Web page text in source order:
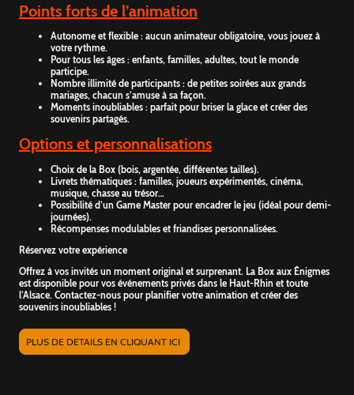
Points forts de l’animation
Autonome et flexible : aucun animateur obligatoire, vous jouez à
votre rythme.
Pour tous les âges : enfants, familles, adultes, tout le monde
participe.
Nombre illimité de participants : de petites soirées aux grands
mariages, chacun s’amuse à sa façon.
Moments inoubliables : parfait pour briser la glace et créer des
souvenirs partagés.
Options et personnalisations
Choix de la Box (bois, argentée, différentes tailles).
Livrets thématiques : familles, joueurs expérimentés, cinéma,
musique, chasse au trésor…
Possibilité d’un Game Master pour encadrer le jeu (idéal pour demi-
journées).
Récompenses modulables et friandises personnalisées.
Réservez votre expérience
Offrez à vos invités un moment original et surprenant. La Box aux Énigmes
est disponible pour vos événements privés dans le Haut-Rhin et toute
l’Alsace. Contactez-nous pour planifier votre animation et créer des
souvenirs inoubliables !
PLUS DE DETAILS EN CLIQUANT ICI